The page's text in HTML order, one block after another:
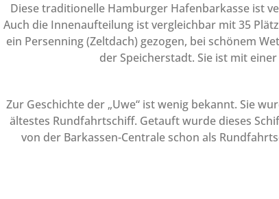
Diese traditionelle Hamburger Hafenbarkasse ist
Auch die Innenaufteilung ist vergleichbar mit 35
ein Persenning (Zeltdach) gezogen, bei schönem
der Speicherstadt. Sie ist mit
Zur Geschichte der „Uwe“ ist wenig bekannt. Sie
ältestes Rundfahrtschiff. Getauft wurde dieses
von der Barkassen-Centrale schon als